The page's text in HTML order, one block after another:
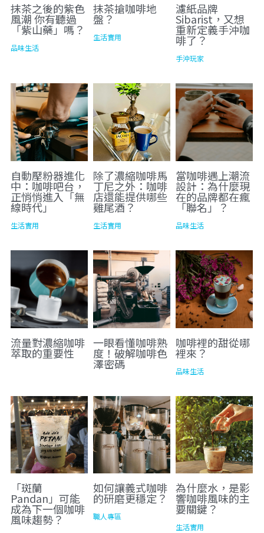
抹茶之後的紫色
風潮 你有聽過
「紫山藥」嗎？
品味生活
抹茶搶咖啡地
盤？
生活實用
濾紙品牌
Sibarist，又想
重新定義手沖咖
啡了？
手沖玩家
自動壓粉器進化
中：咖啡吧台，
正悄悄進入「無
線時代」
生活實用
除了濃縮咖啡馬
丁尼之外：咖啡
店還能提供哪些
雞尾酒？
生活實用
當咖啡遇上潮流
設計：為什麼現
在的品牌都在瘋
「聯名」？
品味生活
流量對濃縮咖啡
萃取的重要性
一眼看懂咖啡熟
度！破解咖啡色
澤密碼
咖啡裡的甜從哪
裡來？
品味生活
「斑蘭
Pandan」可能
成為下一個咖啡
風味趨勢？
如何讓義式咖啡
的研磨更穩定？
職人專區
為什麼水，是影
響咖啡風味的主
要關鍵？
生活實用